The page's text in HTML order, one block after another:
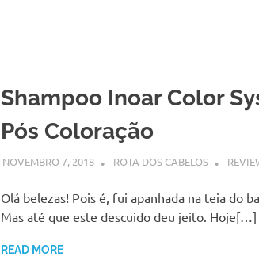
Shampoo Inoar Color
Pós Coloração
NOVEMBRO 7, 2018 ROTA DOS CABELOS
Olá belezas! Pois é, fui apanhada na teia do
Mas até que este descuido deu jeito. Hoje[…]
READ MORE